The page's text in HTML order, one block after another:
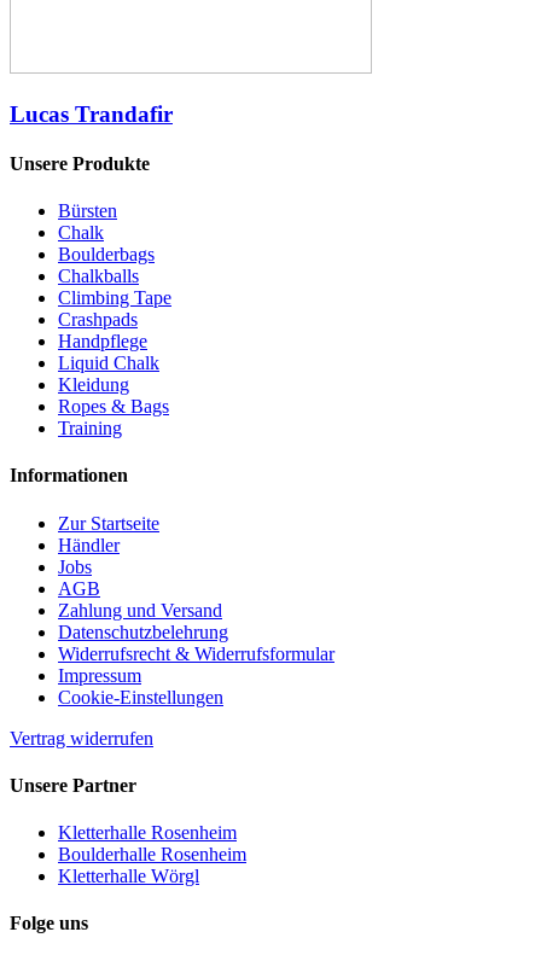
Lucas Trandafir
Unsere Produkte
Bürsten
Chalk
Boulderbags
Chalkballs
Climbing Tape
Crashpads
Handpflege
Liquid Chalk
Kleidung
Ropes & Bags
Training
Informationen
Zur Startseite
Händler
Jobs
AGB
Zahlung und Versand
Datenschutzbelehrung
Widerrufsrecht & Widerrufsformular
Impressum
Cookie-Einstellungen
Vertrag widerrufen
Unsere Partner
Kletterhalle Rosenheim
Boulderhalle Rosenheim
Kletterhalle Wörgl
Folge uns